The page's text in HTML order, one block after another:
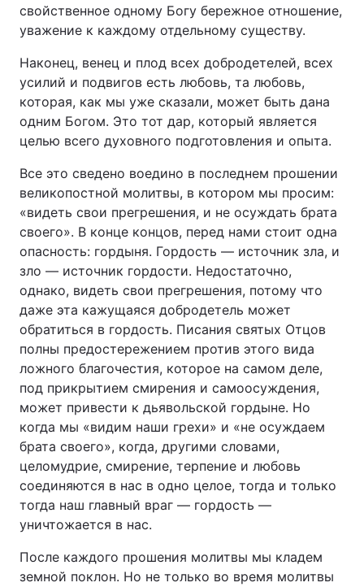
свойственное одному Богу бережное отношение,
уважение к каждому отдельному существу.
Наконец, венец и плод всех добродетелей, всех
усилий и подвигов есть любовь, та любовь,
которая, как мы уже сказали, может быть дана
одним Богом. Это тот дар, который является
целью всего духовного подготовления и опыта.
Все это сведено воедино в последнем прошении
великопостной молитвы, в котором мы просим:
«видеть свои прегрешения, и не осуждать брата
своего». В конце концов, перед нами стоит одна
опасность: гордыня. Гордость — источник зла, и
зло — источник гордости. Недостаточно,
однако, видеть свои прегрешения, потому что
даже эта кажущаяся добродетель может
обратиться в гордость. Писания святых Отцов
полны предостережением против этого вида
ложного благочестия, которое на самом деле,
под прикрытием смирения и самоосуждения,
может привести к дьявольской гордыне. Но
когда мы «видим наши грехи» и «не осуждаем
брата своего», когда, другими словами,
целомудрие, смирение, терпение и любовь
соединяются в нас в одно целое, тогда и только
тогда наш главный враг — гордость —
уничтожается в нас.
После каждого прошения молитвы мы кладем
земной поклон. Но не только во время молитвы